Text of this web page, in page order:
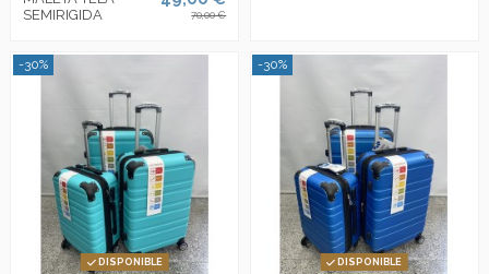
SEMIRIGIDA
70,00 €
-30%
DISPONIBLE
-30%
DISPONIBLE